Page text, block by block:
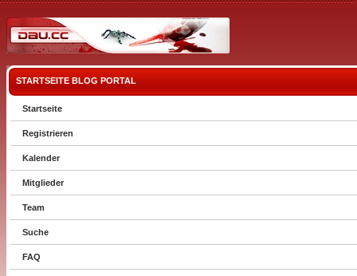
STARTSEITE BLOG PORTAL
Startseite
Registrieren
Kalender
Mitglieder
Team
Suche
FAQ